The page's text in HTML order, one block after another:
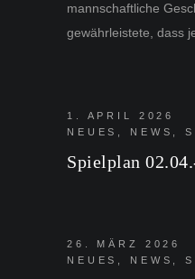
mannschaftliche
gewährleistete, dass
1. APRIL 2026
NEUES
NEWS ,
Spielplan
26. MÄRZ 2026
NEUES
NEWS ,